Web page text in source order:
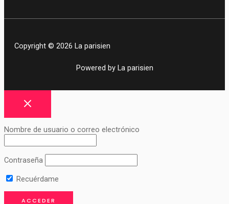
Copyright © 2026 La parisien
Powered by La parisien
Nombre de usuario o correo electrónico
Contraseña
Recuérdame